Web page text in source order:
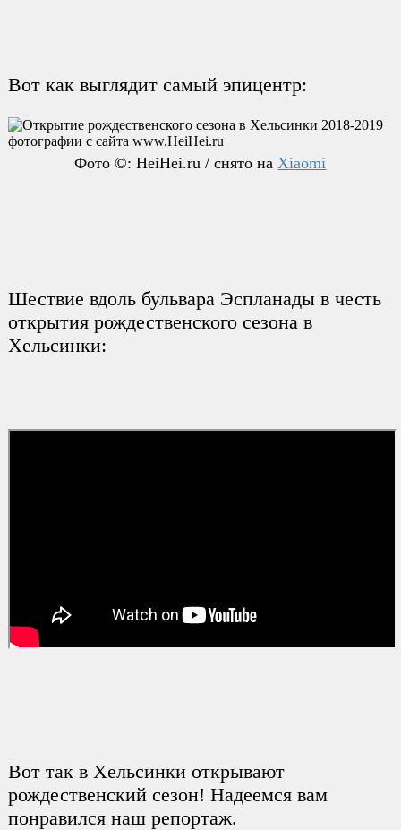
Вот как выглядит самый эпицентр:
Фото ©: HeiHei.ru / снято на Xiaomi
Шествие вдоль бульвара Эспланады в честь
открытия рождественского сезона в
Хельсинки:
Вот так в Хельсинки открывают
рождественский сезон! Надеемся вам
понравился наш репортаж.